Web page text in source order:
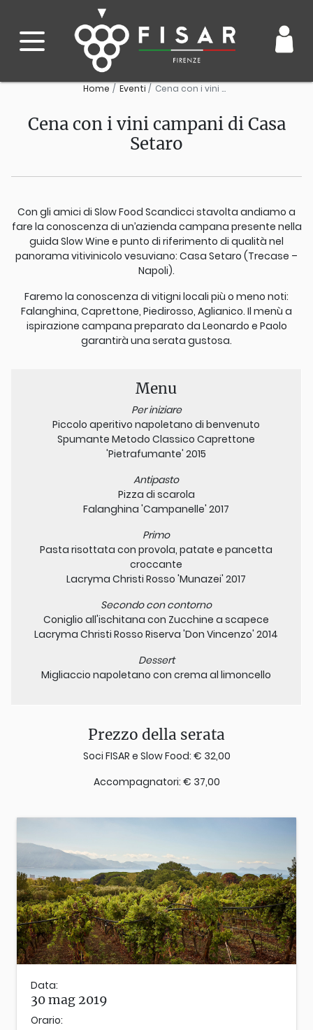
Home Eventi Cena con i vini campani di Casa Setaro
Cena con i vini campani di Casa
Setaro
Con gli amici di Slow Food Scandicci stavolta andiamo a
fare la conoscenza di un’azienda campana presente nella
guida Slow Wine e punto di riferimento di qualità nel
panorama vitivinicolo vesuviano: Casa Setaro (Trecase –
Napoli).
Faremo la conoscenza di vitigni locali più o meno noti:
Falanghina, Caprettone, Piedirosso, Aglianico. Il menù a
ispirazione campana preparato da Leonardo e Paolo
garantirà una serata gustosa.
Menu
Per iniziare
​Piccolo aperitivo napoletano di benvenuto
Spumante Metodo Classico Caprettone
'Pietrafumante' 2015
Antipasto
Pizza di scarola
Falanghina 'Campanelle' 2017
Primo
Pasta risottata con provola, patate e pancetta
croccante
Lacryma Christi Rosso 'Munazei' 2017
Secondo con contorno
Coniglio all'ischitana con Zucchine a scapece
Lacryma Christi Rosso Riserva 'Don Vincenzo' 2014
Dessert
​Migliaccio napoletano con crema al limoncello
Prezzo della serata
Soci FISAR e Slow Food: € 32,00
Accompagnatori: € 37,00
Data:
30 mag 2019
Orario: